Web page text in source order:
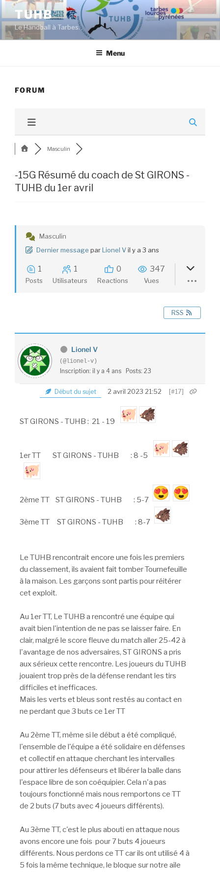
Aller
au
contenu
principal
TUHB
Le Handball à Tarbes.
Menu
FORUM
Masculin
-15G Résumé du coach de St GIRONS -
TUHB du 1er avril
Masculin
Dernier message parLionel Vil y a 3 ans
1
Posts
1
Utilisateurs
0
Reactions
347
Vues
RSS
Lionel V
(@lionel-v)
Inscription: il y a 4 ans Posts: 23
Début du sujet 2 avril 2023 21:52 [#17]
ST GIRONS - TUHB : 21 - 19
1er TT ST GIRONS - TUHB : 8 -5
2ème TT ST GIRONS - TUHB : 5-7
3ème TT ST GIRONS - TUHB : 8-7
Le TUHB rencontrait encore une fois les premiers
du classement, ils avaient fait tomber Tournefeuille
à la maison. Les garçons sont partis pour réitérer
cet exploit.
Au 1er TT, Le TUHB a rencontré une équipe qui
avait bien l'intention de ne pas se laisser faire. En
clair, malgré le score fleuve du match aller 25-42 à
l'avantage de nos adversaires, ST GIRONS a pris
aux sérieux cette rencontre. Les joueurs du TUHB
jouaient trop près de la défense rendant les tirs
difficiles et inefficaces.
Mais les verts et bleus sont restés au contact en
ne perdant que 3 buts ce 1er TT
Au 2ème TT, même si le début a été compliqué,
l'ensemble de l'équipe a été solidaire en défenses
et collectif en attaque cherchant les intervalles
pour attirer les défenseurs et libérer la balle dans
l'espace libre de son coéquipier. Cela n'a pas
toujours fonctionné mais nous remportons ce TT
de 2 buts (7 buts avec 4 joueurs différents).
Au 3ème TT, c'est le plus abouti en attaque nous
avons encore une fois pour 7 buts 4 joueurs
différents. Nous perdons ce TT car ils ont utilisé 4 à
5 fois la même technique, le bloque sur notre aile